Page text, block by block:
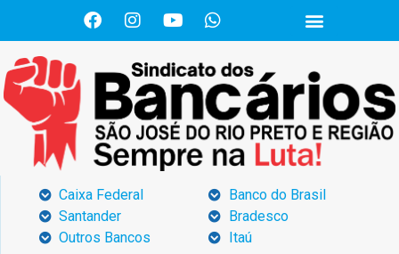
Caixa Federal
Santander
Outros Bancos
Banco do Brasil
Bradesco
Itaú